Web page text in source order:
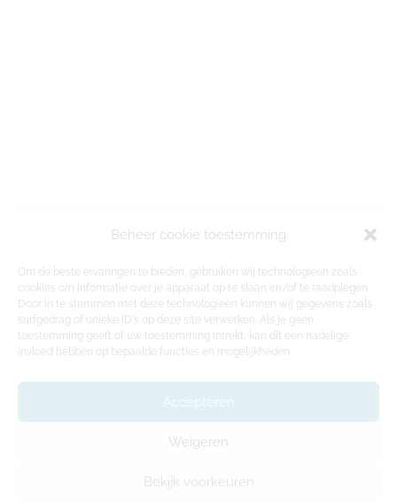
Beheer cookie toestemming
Om de beste ervaringen te bieden, gebruiken wij technologieën zoals
cookies om informatie over je apparaat op te slaan en/of te raadplegen.
Door in te stemmen met deze technologieën kunnen wij gegevens zoals
surfgedrag of unieke ID's op deze site verwerken. Als je geen
toestemming geeft of uw toestemming intrekt, kan dit een nadelige
invloed hebben op bepaalde functies en mogelijkheden.
Accepteren
Weigeren
Bekijk voorkeuren